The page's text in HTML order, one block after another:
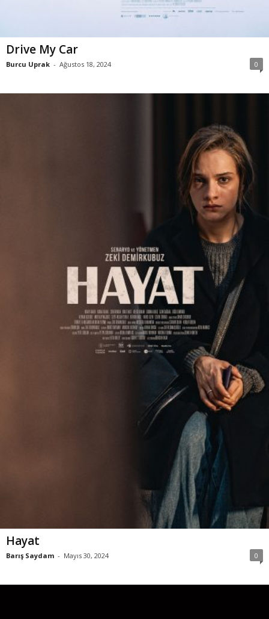
Drive My Car
Burcu Uprak - Ağustos 18, 2024 0
Hayat
Barış Saydam - Mayıs 30, 2024 0